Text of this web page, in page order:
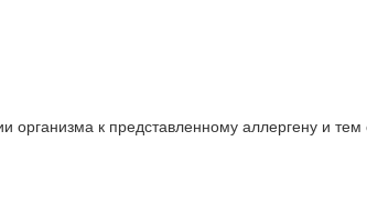
организма к представленному аллергену и